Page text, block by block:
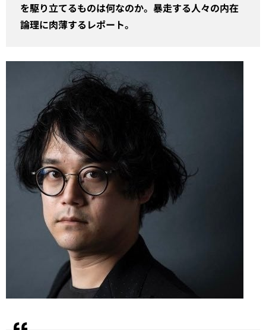
を駆り立てるものは何なのか。暴走する人々の内在
論理に肉薄するレポート。